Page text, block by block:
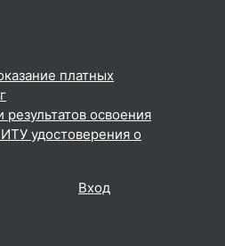
платных
освоения
удостоверения о
Вход